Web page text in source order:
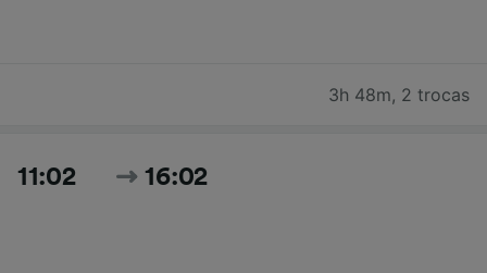
3h 48m, 2 trocas
11:02 16:02